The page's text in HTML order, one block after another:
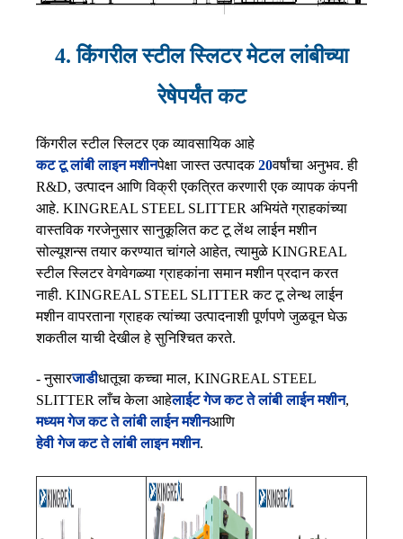
4. किंगरील स्टील स्लिटर मेटल लांबीच्या
रेषेपर्यंत कट
किंगरील स्टील स्लिटर एक व्यावसायिक आहे
कट टू लांबी लाइन मशीनपेक्षा जास्त उत्पादक20वर्षांचा अनुभव. ही
R&D, उत्पादन आणि विक्री एकत्रित करणारी एक व्यापक कंपनी
आहे. KINGREAL STEEL SLITTER अभियंते ग्राहकांच्या
वास्तविक गरजेनुसार सानुकूलित कट टू लेंथ लाईन मशीन
सोल्यूशन्स तयार करण्यात चांगले आहेत, त्यामुळे KINGREAL
स्टील स्लिटर वेगवेगळ्या ग्राहकांना समान मशीन प्रदान करत
नाही. KINGREAL STEEL SLITTER कट टू लेन्थ लाईन
मशीन वापरताना ग्राहक त्यांच्या उत्पादनाशी पूर्णपणे जुळवून घेऊ
शकतील याची देखील हे सुनिश्चित करते.
- नुसारजाडीधातूचा कच्चा माल, KINGREAL STEEL
SLITTER लाँच केला आहेलाईट गेज कट ते लांबी लाईन मशीन,
मध्यम गेज कट ते लांबी लाईन मशीनआणि
हेवी गेज कट ते लांबी लाइन मशीन.